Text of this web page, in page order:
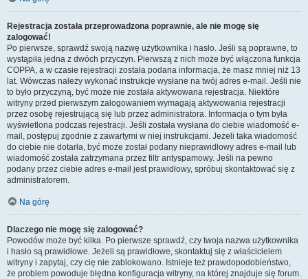
Rejestracja została przeprowadzona poprawnie, ale nie mogę się
zalogować!
Po pierwsze, sprawdź swoją nazwę użytkownika i hasło. Jeśli są poprawne, to
wystąpiła jedna z dwóch przyczyn. Pierwszą z nich może być włączona funkcja
COPPA, a w czasie rejestracji została podana informacja, że masz mniej niż 13
lat. Wówczas należy wykonać instrukcje wysłane na twój adres e-mail. Jeśli nie
to było przyczyną, być może nie została aktywowana rejestracja. Niektóre
witryny przed pierwszym zalogowaniem wymagają aktywowania rejestracji
przez osobę rejestrującą się lub przez administratora. Informacja o tym była
wyświetlona podczas rejestracji. Jeśli została wysłana do ciebie wiadomość e-
mail, postępuj zgodnie z zawartymi w niej instrukcjami. Jeżeli taka wiadomość
do ciebie nie dotarła, być może został podany nieprawidłowy adres e-mail lub
wiadomość została zatrzymana przez filtr antyspamowy. Jeśli na pewno
podany przez ciebie adres e-mail jest prawidłowy, spróbuj skontaktować się z
administratorem.
Na górę
Dlaczego nie mogę się zalogować?
Powodów może być kilka. Po pierwsze sprawdź, czy twoja nazwa użytkownika
i hasło są prawidłowe. Jeżeli są prawidłowe, skontaktuj się z właścicielem
witryny i zapytaj, czy cię nie zablokowano. Istnieje też prawdopodobieństwo,
że problem powoduje błędna konfiguracja witryny, na której znajduje się forum.